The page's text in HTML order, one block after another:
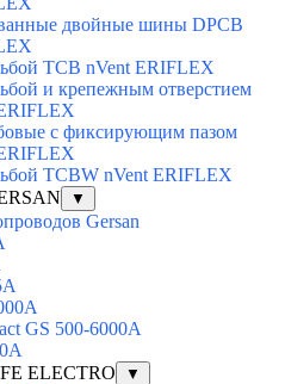
двойные шины DPCB
TCB nVent ERIFLEX
и крепежным отверстием
с фиксирующим пазом
TCBW nVent ERIFLEX
▼
Gersan
GS 500-6000A
ELECTRO
▼